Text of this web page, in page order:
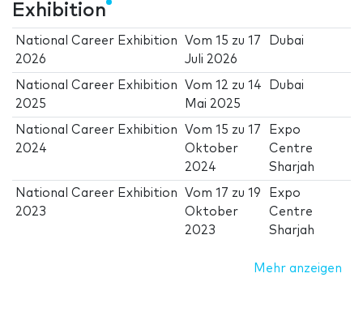
Exhibition
National Career Exhibition
2026
Vom15 zu17
Juli 2026
Dubai
National Career Exhibition
2025
Vom12 zu14
Mai 2025
Dubai
National Career Exhibition
2024
Vom15 zu17
Oktober
2024
Expo
Centre
Sharjah
National Career Exhibition
2023
Vom17 zu19
Oktober
2023
Expo
Centre
Sharjah
Mehr anzeigen